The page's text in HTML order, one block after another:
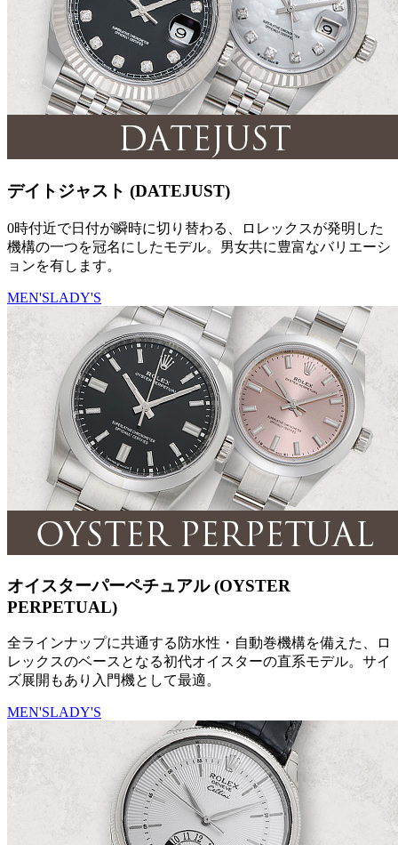
デイトジャスト (DATEJUST)
0時付近で日付が瞬時に切り替わる、ロレックスが発明した
機構の一つを冠名にしたモデル。男女共に豊富なバリエーシ
ョンを有します。
MEN'SLADY'S
オイスターパーペチュアル (OYSTER
PERPETUAL)
全ラインナップに共通する防水性・自動巻機構を備えた、ロ
レックスのベースとなる初代オイスターの直系モデル。サイ
ズ展開もあり入門機として最適。
MEN'SLADY'S